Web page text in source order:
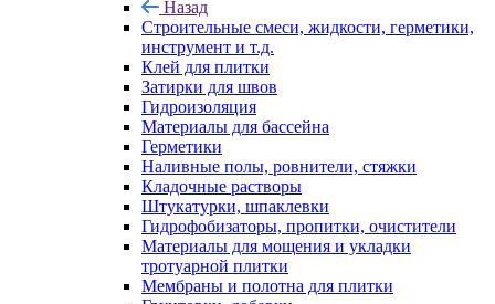
Назад
Строительные смеси, жидкости, герметики,
инструмент и т.д.
Клей для плитки
Затирки для швов
Гидроизоляция
Материалы для бассейна
Герметики
Наливные полы, ровнители, стяжки
Кладочные растворы
Штукатурки, шпаклевки
Гидрофобизаторы, пропитки, очистители
Материалы для мощения и укладки
тротуарной плитки
Мембраны и полотна для плитки